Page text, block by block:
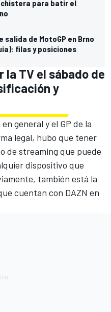
para batir el
salida de MotoGP en Brno
filas y posiciones
la TV el sábado de
y
general y el GP de la
legal, hubo que tener
de streaming que puede
dispositivo que
también está la
cuentan con DAZN en